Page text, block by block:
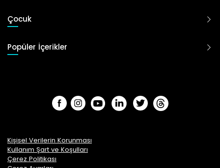
Çocuk
Popüler İçerikler
Kişisel Verilerin Korunması
Kullanım Şart ve Koşulları
Çerez Politikası